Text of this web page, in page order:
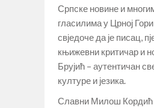
Српске новине и
гласилима у Црној
свједоче да је писац,
књижевни критичар и
Брујић – аутентичан
културе и језика.
Славни Милош Кордић